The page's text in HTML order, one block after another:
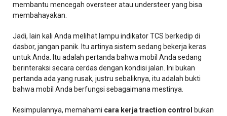
membantu mencegah oversteer atau understeer yang bisa
membahayakan.
Jadi, lain kali Anda melihat lampu indikator TCS berkedip di
dasbor, jangan panik. Itu artinya sistem sedang bekerja keras
untuk Anda. Itu adalah pertanda bahwa mobil Anda sedang
berinteraksi secara cerdas dengan kondisi jalan. Ini bukan
pertanda ada yang rusak, justru sebaliknya, itu adalah bukti
bahwa mobil Anda berfungsi sebagaimana mestinya.
Kesimpulannya, memahami cara kerja traction control
bukan